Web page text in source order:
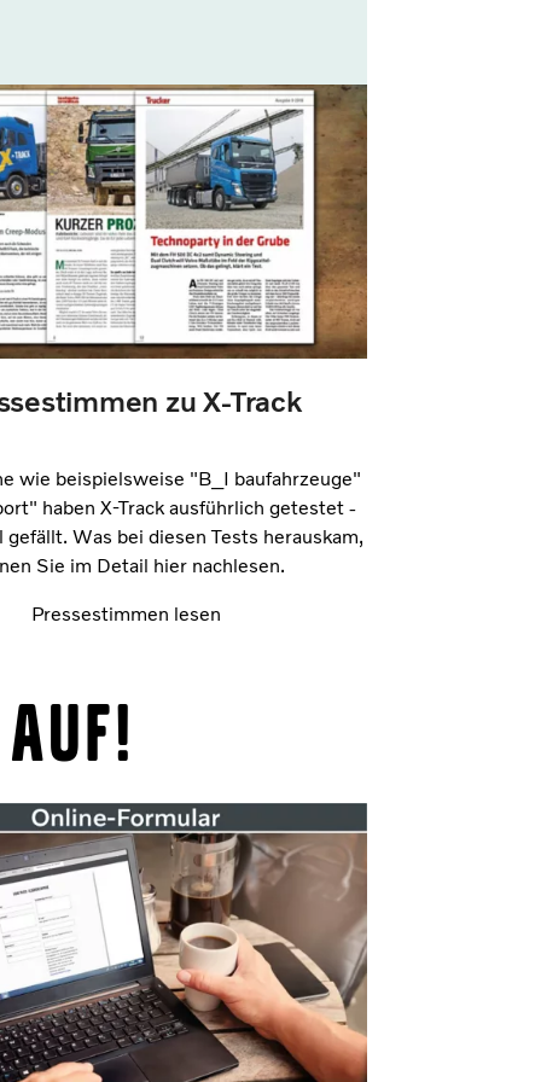
zu X-Track
wie beispielsweise "B_I baufahrzeuge"
haben X-Track ausführlich getestet -
Was bei diesen Tests herauskam,
Sie im Detail hier nachlesen.
Pressestimmen lesen